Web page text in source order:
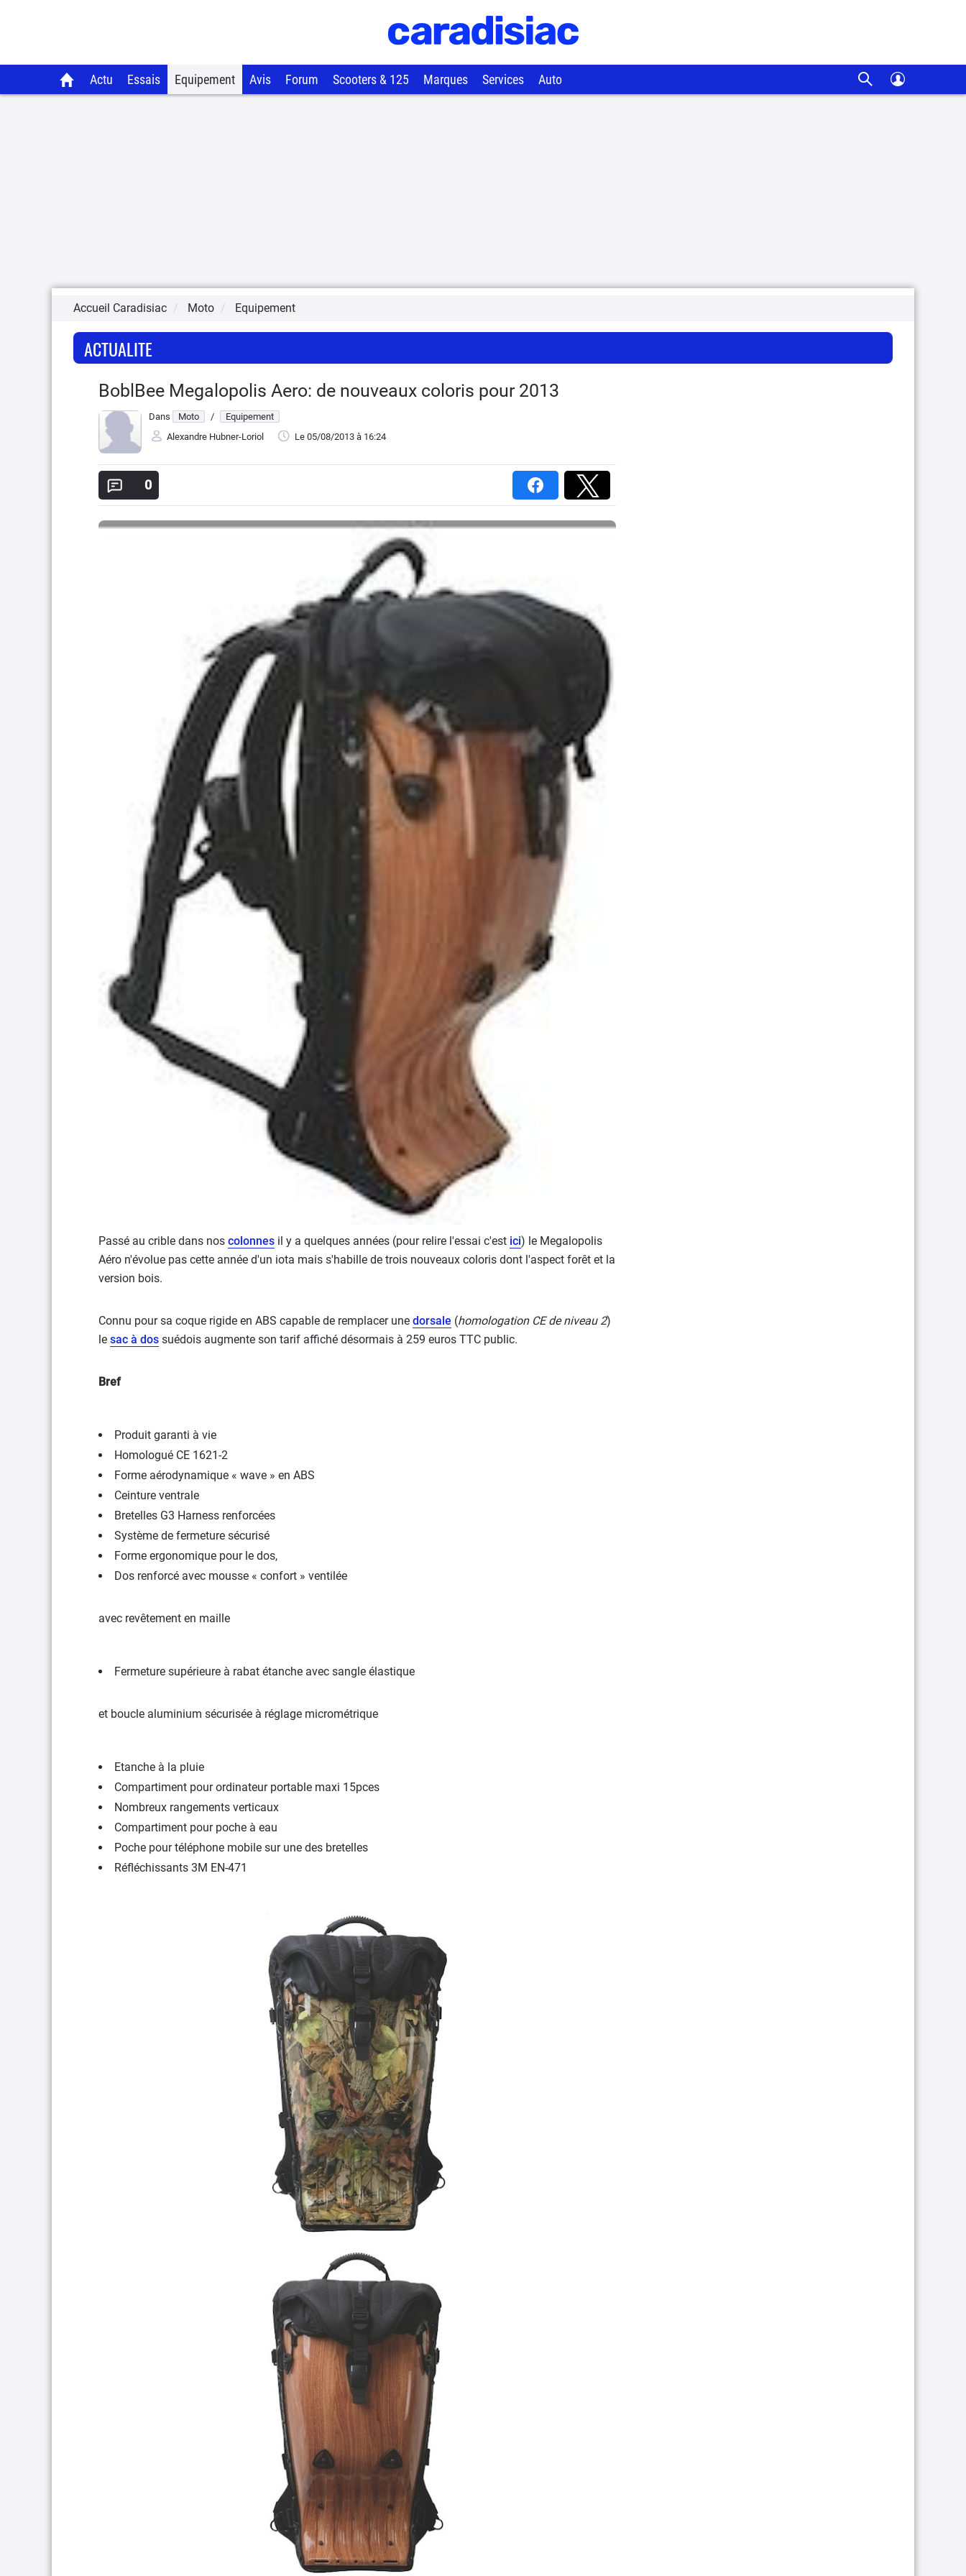
Actu Essais Equipement Avis Forum Scooters & 125 Marques Services Auto
Accueil Caradisiac Moto Equipement
ACTUALITE
BoblBee Megalopolis Aero: de nouveaux coloris pour 2013
Dans Moto /
Equipement
Alexandre Hubner-Loriol
Le 05/08/2013 à 16:24
0
Passé au crible dans nos colonnes il y a quelques années (pour relire l'essai c'est ici) le Megalopolis
Aéro n'évolue pas cette année d'un iota mais s'habille de trois nouveaux coloris dont l'aspect forêt et la
version bois.
Connu pour sa coque rigide en ABS capable de remplacer une dorsale (homologation CE de niveau 2)
le sac à dos suédois augmente son tarif affiché désormais à 259 euros TTC public.
Bref
Produit garanti à vie
Homologué CE 1621-2
Forme aérodynamique « wave » en ABS
Ceinture ventrale
Bretelles G3 Harness renforcées
Système de fermeture sécurisé
Forme ergonomique pour le dos,
Dos renforcé avec mousse « confort » ventilée
avec revêtement en maille
Fermeture supérieure à rabat étanche avec sangle élastique
et boucle aluminium sécurisée à réglage micrométrique
Etanche à la pluie
Compartiment pour ordinateur portable maxi 15pces
Nombreux rangements verticaux
Compartiment pour poche à eau
Poche pour téléphone mobile sur une des bretelles
Réfléchissants 3M EN-471